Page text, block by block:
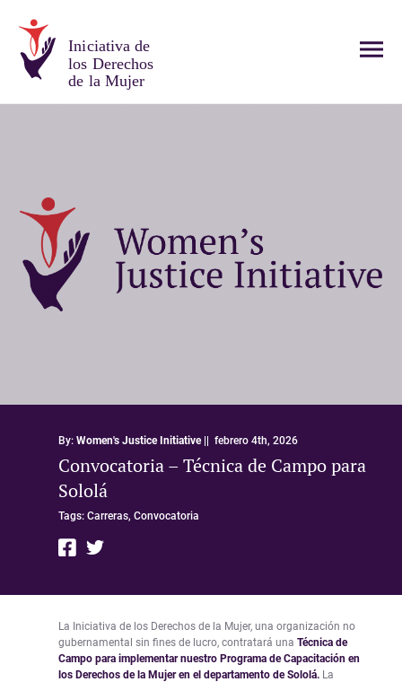
Iniciativa de
los Derechos
de la Mujer
By: Women's Justice Initiative|| febrero 4th, 2026
Convocatoria – Técnica de Campo para
Sololá
Tags: Carreras, Convocatoria
La Iniciativa de los Derechos de la Mujer, una organización no
gubernamental sin fines de lucro, contratará una Técnica de
Campo para implementar nuestro Programa de Capacitación en
los Derechos de la Mujer en el departamento de Sololá.La